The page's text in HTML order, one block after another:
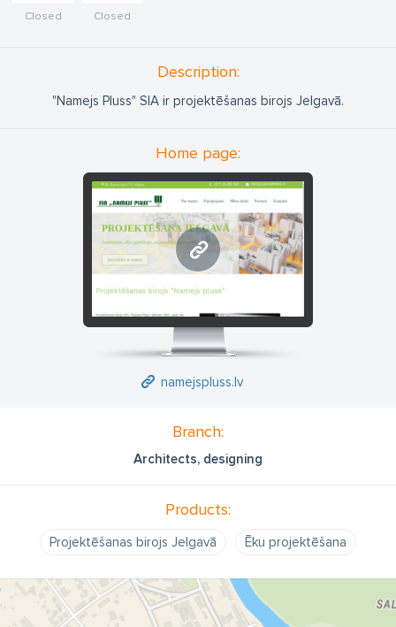
Closed Closed
Description:
"Namejs Pluss" SIA ir projektēšanas birojs Jelgavā.
Home page:
namejspluss.lv
namejspluss.lv
Branch:
Architects, designing
Products:
Projektēšanas birojs Jelgavā Ēku projektēšana